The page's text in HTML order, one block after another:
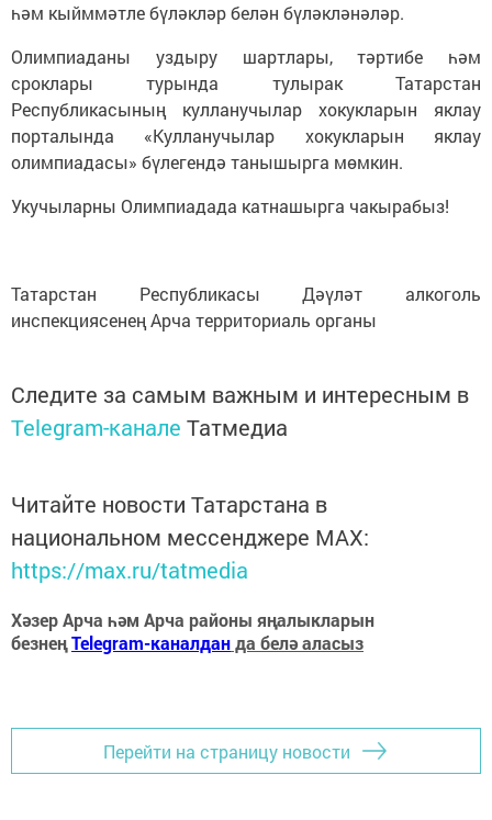
һәм кыйммәтле бүләкләр белән бүләкләнәләр.
Олимпиаданы уздыру шартлары, тәртибе һәм
сроклары турында тулырак Татарстан
Республикасының кулланучылар хокукларын яклау
порталында «Кулланучылар хокукларын яклау
олимпиадасы» бүлегендә танышырга мөмкин.
Укучыларны Олимпиадада катнашырга чакырабыз!
Татарстан Республикасы Дәүләт алкоголь
инспекциясенең Арча территориаль органы
Следите за самым важным и интересным в
Telegram-канале Татмедиа
Читайте новости Татарстана в
национальном мессенджере MАХ:
https://max.ru/tatmedia
Хәзер Арча һәм Арча районы яңалыкларын
безнеңTelegram-каналданда белә аласыз
Перейти на страницу новости